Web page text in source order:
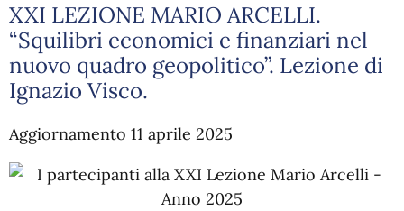
XXI LEZIONE MARIO ARCELLI.
“Squilibri economici e finanziari nel
nuovo quadro geopolitico”. Lezione di
Ignazio Visco.
Aggiornamento 11 aprile 2025